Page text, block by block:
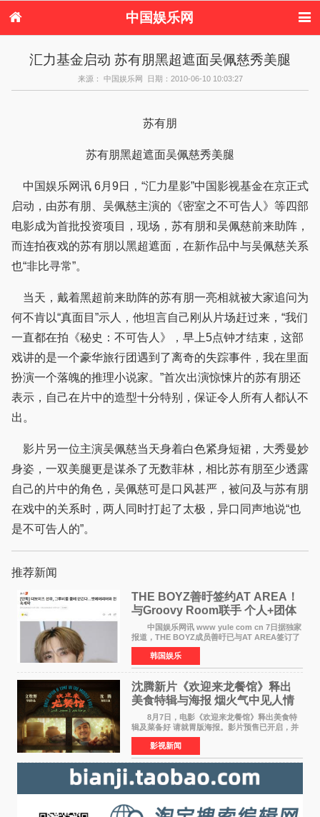
中国娱乐网
港台娱乐
日本娱乐 韩国娱乐
欧美娱乐
音乐新闻 影视新闻
汇力基金启动 苏有朋黑超遮面吴佩慈秀美腿
来源： 中国娱乐网 日期：2010-06-10 10:03:27
苏有朋
苏有朋黑超遮面吴佩慈秀美腿
中国娱乐网讯 6月9日，“汇力星影”中国影视基金在京正式
启动，由苏有朋、吴佩慈主演的《密室之不可告人》等四部
电影成为首批投资项目，现场，苏有朋和吴佩慈前来助阵，
而连拍夜戏的苏有朋以黑超遮面，在新作品中与吴佩慈关系
也“非比寻常”。
当天，戴着黑超前来助阵的苏有朋一亮相就被大家追问为
何不肯以“真面目”示人，他坦言自己刚从片场赶过来，“我们
一直都在拍《秘史：不可告人》，早上5点钟才结束，这部
戏讲的是一个豪华旅行团遇到了离奇的失踪事件，我在里面
扮演一个落魄的推理小说家。”首次出演惊悚片的苏有朋还
表示，自己在片中的造型十分特别，保证令人所有人都认不
出。
影片另一位主演吴佩慈当天身着白色紧身短裙，大秀曼妙
身姿，一双美腿更是谋杀了无数菲林，相比苏有朋至少透露
自己的片中的角色，吴佩慈可是口风甚严，被问及与苏有朋
在戏中的关系时，两人同时打起了太极，异口同声地说“也
是不可告人的”。
推荐新闻
THE BOYZ善旴签约AT AREA！
与Groovy Room联手 个人+团体
活动并行
中国娱乐网讯 www yule com cn 7日据独家
报道，THE BOYZ成员善旴已与AT AREA签订了
专属合约。AT AREA是由知名制作人组合
Groovy Room创立的hip-hop厂牌，旗下拥有多
位实力派音乐人，在韩
韩国娱乐
沈腾新片《欢迎来龙餐馆》释出
美食特辑与海报 烟火气中见人情
温暖
8月7日，电影《欢迎来龙餐馆》释出美食特
辑及菜备好 请就胃版海报。影片预售已开启，并
将于8月8日至10日14:00-21:00举行全国超前点
映。电影《欢迎来龙餐馆》作为战争美食喜剧大
片，讲述了中国
影视新闻